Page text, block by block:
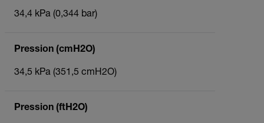
34,4 kPa (0,344 bar)
Pression (cmH2O)
34,5 kPa (351,5 cmH2O)
Pression (ftH2O)